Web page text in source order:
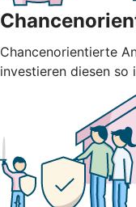
Chancenorientierte
investieren diesen so